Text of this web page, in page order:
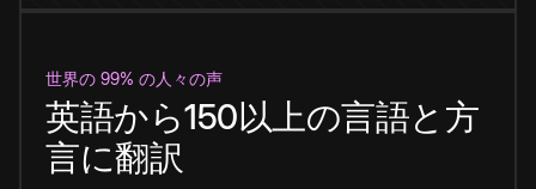
世界の 99% の人々の声
英語から150以上の言語と方
言に翻訳